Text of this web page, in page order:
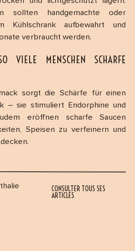
sollten handgemachte oder
Kühlschrank aufbewahrt und
verbraucht werden.
VIELE MENSCHEN SCHARFE
sorgt die Schärfe für einen
– sie stimuliert Endorphine und
eröffnen scharfe Saucen
Speisen zu verfeinern und
CONSULTER TOUS SES
ARTICLES